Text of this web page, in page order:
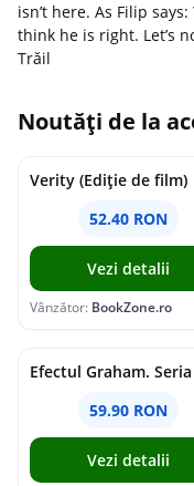
isn’t here. As Filip
think he is right. Let’s
Trăil
Noutăți de la
Verity (Ediție de film)
52.40 RON
Vezi detalii
Vânzător: BookZone.ro
59.90 RON
Vezi detalii